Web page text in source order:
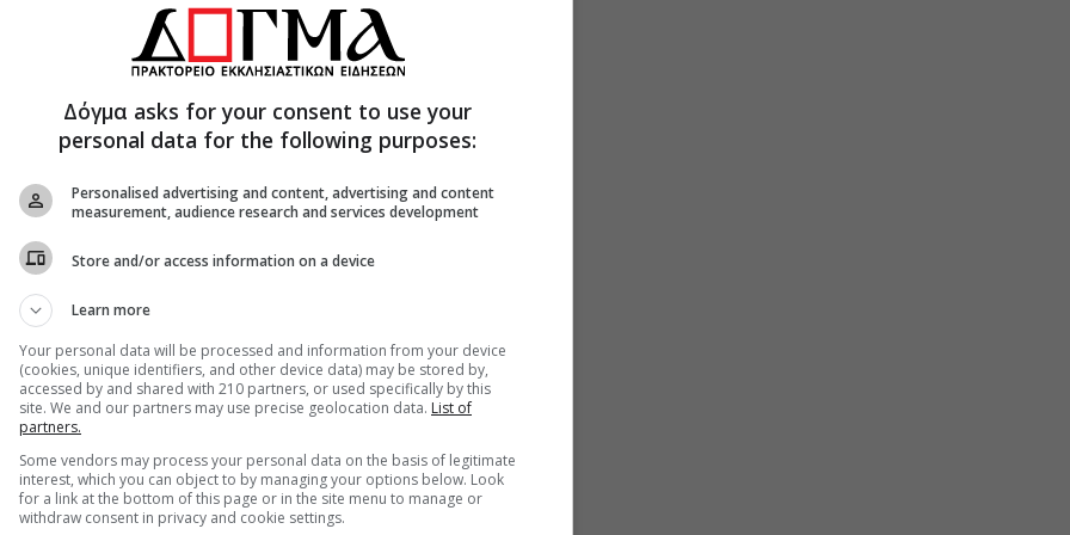
Ο άγιος Πατρίκιος δεν δείλιασε ούτε μία
την άριστη θεολογική του κατάρτιση και
όλα τα σαθρά επιχειρήματα του
αναβλύζοντα ύδατα θερμαίνονται με την
ότι και τα αναβλύζοντα ύδατα όπως και
του πλάστη και δημιουργού τους, του
συντριβή, ο άρχοντας διέταξε τον
του, στολίζοντας την Εκκλησία με
τὴν ἂκτιστον, κατ’ ἐναντίον ἐχθρῶν,
θεηγόρος ποιμάντωρ, Ἀκάκιος σὺν
ὡς ἀθλήσαντες, δόξης ἠξιώθησαν.
Δόγμα asks for your consent to use your
personal data for the following purposes:
Personalised advertising and content, advertising and content
measurement, audience research and services development
Store and/or access information on a device
Learn more
Your personal data will be processed and information from your device
(cookies, unique identifiers, and other device data) may be stored by,
accessed by and shared with 210 partners, or used specifically by this
site. We and our partners may use precise geolocation data. List of
partners.
Some vendors may process your personal data on the basis of legitimate
interest, which you can object to by managing your options below. Look
for a link at the bottom of this page or in the site menu to manage or
withdraw consent in privacy and cookie settings.